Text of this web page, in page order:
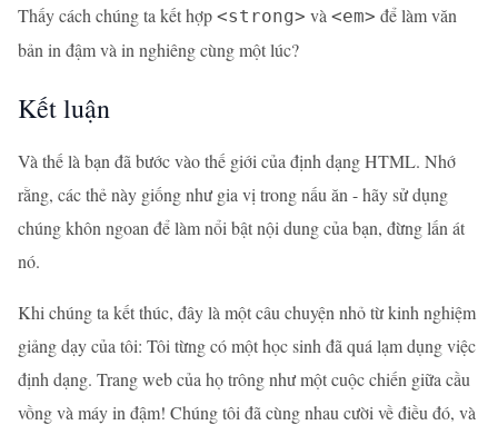
Thấy cách chúng ta kết hợp <strong> và <em> để làm văn
bản in đậm và in nghiêng cùng một lúc?
Kết luận
Và thế là bạn đã bước vào thế giới của định dạng HTML. Nhớ
rằng, các thẻ này giống như gia vị trong nấu ăn - hãy sử dụng
chúng khôn ngoan để làm nổi bật nội dung của bạn, đừng lấn át
nó.
Khi chúng ta kết thúc, đây là một câu chuyện nhỏ từ kinh nghiệm
giảng dạy của tôi: Tôi từng có một học sinh đã quá lạm dụng việc
định dạng. Trang web của họ trông như một cuộc chiến giữa cầu
vồng và máy in đậm! Chúng tôi đã cùng nhau cười về điều đó, và